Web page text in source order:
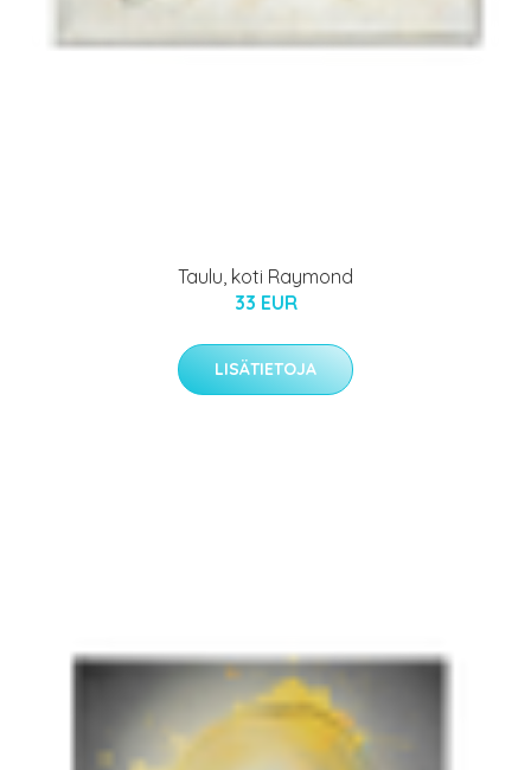
Taulu, koti Raymond
33 EUR
LISÄTIETOJA